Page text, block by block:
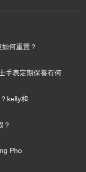
何重置？
手表定期保養有何
kelly和
？
Pho